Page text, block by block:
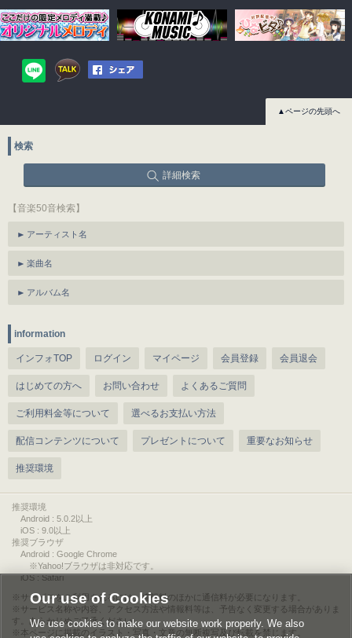
▲ページの先頭へ
検索
詳細検索
【音楽50音検索】
アーティスト名
楽曲名
アルバム名
information
インフォTOP ログイン マイページ 会員登録 会員退会
はじめての方へ お問い合わせ よくあるご質問
ご利用料金等について 選べるお支払い方法
配信コンテンツについて プレゼントについて 重要なお知らせ
推奨環境
推奨環境
Android : 5.0.2以上
iOS : 9.0以上
推奨ブラウザ
Android : Google Chrome
※Yahoo!ブラウザは非対応です。
iOS : Safari
サービスをご利用されるには、情報料のほかに通信料が必要になります。
サービス名称や内容、アクセス方法や情報料等は、予告なく変更する場合がありま
す。あらかじめご了承ください。
本ページに掲載のイラスト・写真・文章の無断複写及び転載を禁じます。
Our use of Cookies
We use cookies to make our website work properly. We also